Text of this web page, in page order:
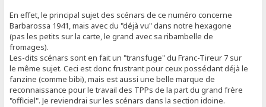
En effet, le principal sujet des scénars de ce numéro concerne
Barbarossa 1941, mais avec du "déjà vu" dans notre hexagone
(pas les petits sur la carte, le grand avec sa ribambelle de
fromages).
Les-dits scénars sont en fait un "transfuge" du Franc-Tireur 7 sur
le même sujet. Ceci est donc frustrant pour ceux possédant déjà le
fanzine (comme bibi), mais est aussi une belle marque de
reconnaissance pour le travail des TPPs de la part du grand frère
"officiel". Je reviendrai sur les scénars dans la section idoine.